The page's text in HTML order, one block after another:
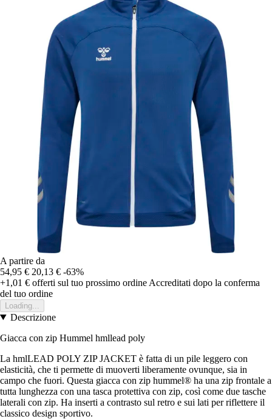
A partire da
54,95 € 20,13 € -63%
+1,01 € offerti sul tuo prossimo ordine Accreditati dopo la conferma
del tuo ordine
Loading...
Descrizione
Giacca con zip Hummel hmllead poly
La hmlLEAD POLY ZIP JACKET è fatta di un pile leggero con
elasticità, che ti permette di muoverti liberamente ovunque, sia in
campo che fuori. Questa giacca con zip hummel® ha una zip frontale a
tutta lunghezza con una tasca protettiva con zip, così come due tasche
laterali con zip. Ha inserti a contrasto sul retro e sui lati per riflettere il
classico design sportivo.